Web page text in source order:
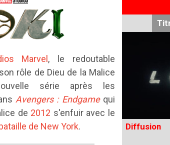
Diffusion
Marvel , le redoutable
rôle de Dieu de la Malice
série après les
Avengers : Endgamequi
de 2012 s'enfuir avec le
bataille de New York.